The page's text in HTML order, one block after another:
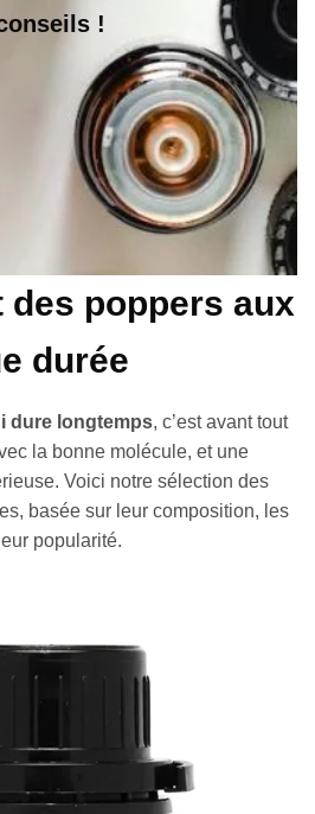
!
des poppers aux
durée
dure longtemps, c’est avant tout
la bonne molécule, et une
Voici notre sélection des
basée sur leur composition, les
popularité.